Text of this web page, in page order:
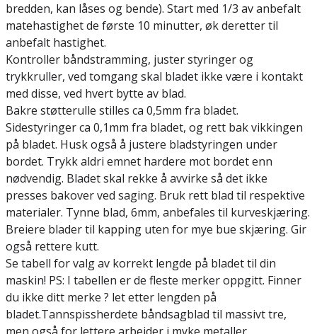
bredden, kan låses og bende). Start med 1/3 av anbefalt
matehastighet de første 10 minutter, øk deretter til
anbefalt hastighet.
Kontroller båndstramming, juster styringer og
trykkruller, ved tomgang skal bladet ikke være i kontakt
med disse, ved hvert bytte av blad.
Bakre støtterulle stilles ca 0,5mm fra bladet.
Sidestyringer ca 0,1mm fra bladet, og rett bak vikkingen
på bladet. Husk også å justere bladstyringen under
bordet. Trykk aldri emnet hardere mot bordet enn
nødvendig. Bladet skal rekke å avvirke så det ikke
presses bakover ved saging. Bruk rett blad til respektive
materialer. Tynne blad, 6mm, anbefales til kurveskjæring.
Breiere blader til kapping uten for mye bue skjæring. Gir
også rettere kutt.
Se tabell for valg av korrekt lengde på bladet til din
maskin! PS: I tabellen er de fleste merker oppgitt. Finner
du ikke ditt merke ? let etter lengden på
bladet.Tannspissherdete båndsagblad til massivt tre,